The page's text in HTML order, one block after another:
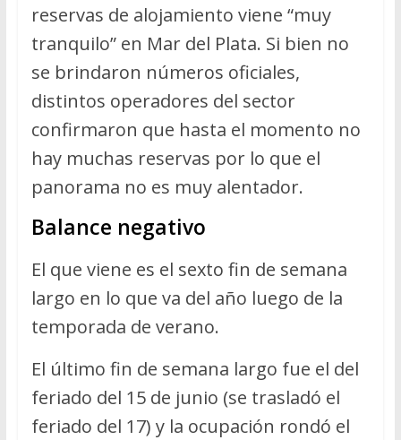
reservas de alojamiento viene “muy
tranquilo” en Mar del Plata. Si bien no
se brindaron números oficiales,
distintos operadores del sector
confirmaron que hasta el momento no
hay muchas reservas por lo que el
panorama no es muy alentador.
Balance negativo
El que viene es el sexto fin de semana
largo en lo que va del año luego de la
temporada de verano.
El último fin de semana largo fue el del
feriado del 15 de junio (se trasladó el
feriado del 17) y la ocupación rondó el